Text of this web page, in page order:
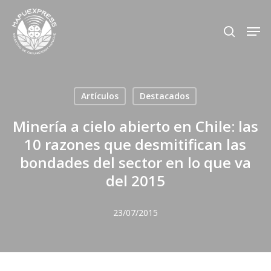
main
search
Artículos Destacados
Minería a cielo abierto en Chile: las
10 razones que desmitifican las
bondades del sector en lo que va
del 2015
23/07/2015
Close